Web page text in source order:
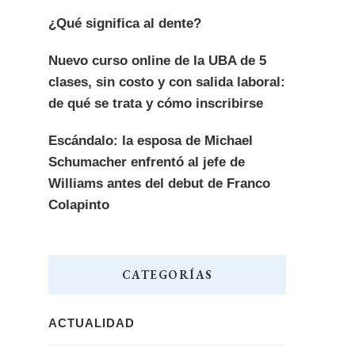
¿Qué significa al dente?
Nuevo curso online de la UBA de 5
clases, sin costo y con salida laboral:
de qué se trata y cómo inscribirse
Escándalo: la esposa de Michael
Schumacher enfrentó al jefe de
Williams antes del debut de Franco
Colapinto
CATEGORÍAS
ACTUALIDAD